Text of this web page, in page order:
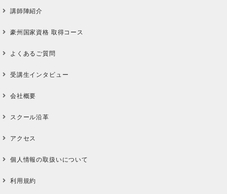
講師陣紹介
豪州国家資格 取得コース
よくあるご質問
受講生インタビュー
会社概要
スクール沿革
アクセス
個人情報の取扱いについて
利用規約